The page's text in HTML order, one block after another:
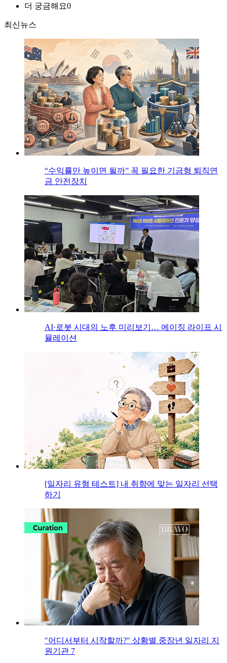
더 궁금해요0
최신뉴스
“수익률만 높이면 될까” 꼭 필요한 기금형 퇴직연
금 안전장치
AI·로봇 시대의 노후 미리보기… 에이징 라이프 시
뮬레이션
[일자리 유형 테스트] 내 취향에 맞는 일자리 선택
하기
"어디서부터 시작할까?" 상황별 중장년 일자리 지
원기관 7